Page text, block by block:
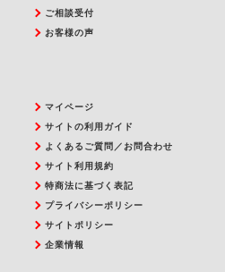
ご相談受付
お客様の声
マイページ
サイトの利用ガイド
よくあるご質問／お問合わせ
サイト利用規約
特商法に基づく表記
プライバシーポリシー
サイトポリシー
企業情報